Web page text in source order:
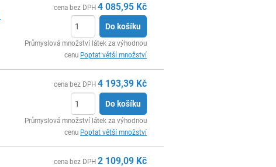
cena bez DPH 4 085,95 Kč
Do košíku
Průmyslová množství látek za výhodnou
cenu Poptat větší množství
cena bez DPH 4 193,39 Kč
Do košíku
Průmyslová množství látek za výhodnou
cenu Poptat větší množství
cena bez DPH 2 109,09 Kč